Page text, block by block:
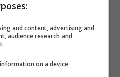
Sole (Instagram
and content, advertising and
audience research and
on a device